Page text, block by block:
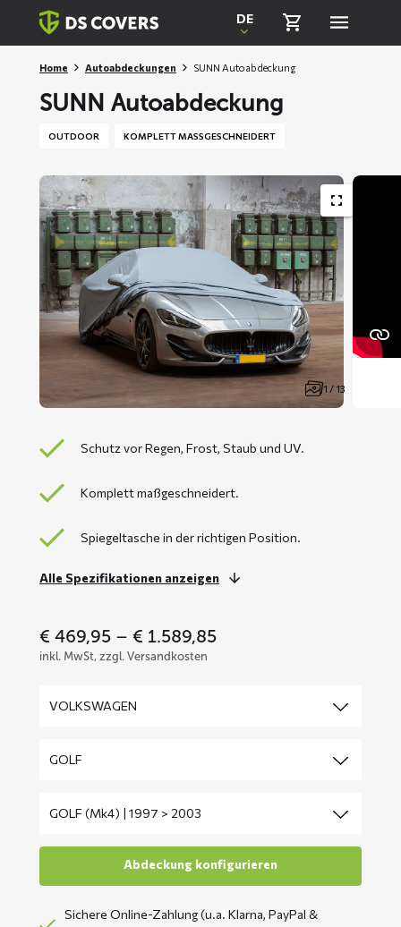
Skiplinks
DE
Home Autoabdeckungen SUNN Autoabdeckung
SUNN Autoabdeckung
OUTDOOR KOMPLETT MASSGESCHNEIDERT
1 / 13
Schutz vor Regen, Frost, Staub und UV.
Komplett maßgeschneidert.
Spiegeltasche in der richtigen Position.
Alle Spezifikationen anzeigen
€ 469,95 – € 1.589,85Price
inkl. MwSt, zzgl. Versandkosten
Sichere Online-Zahlung (u.a. Klarna, PayPal &